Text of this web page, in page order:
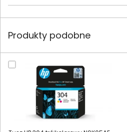
Produkty podobne